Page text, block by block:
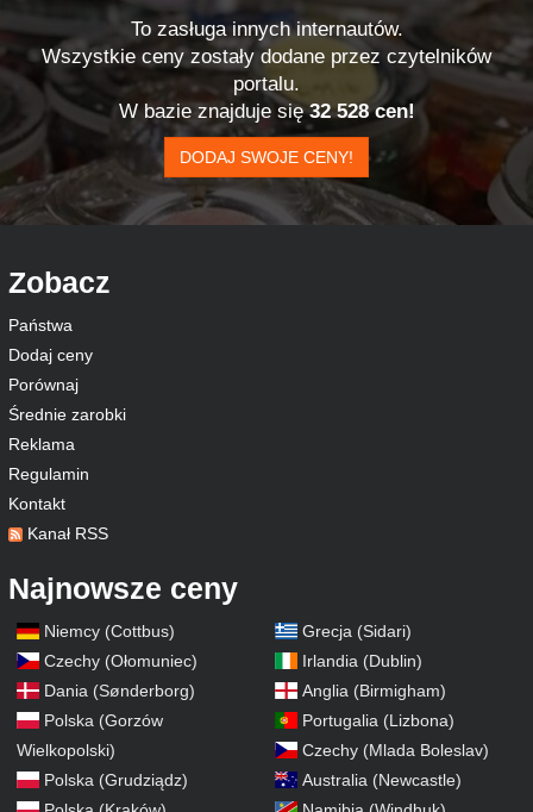
To zasługa innych internautów.
Wszystkie ceny zostały dodane przez czytelników
portalu.
W bazie znajduje się32 528 cen!
DODAJ SWOJE CENY!
Zobacz
Państwa
Dodaj ceny
Porównaj
Średnie zarobki
Reklama
Regulamin
Kontakt
Kanał RSS
Najnowsze ceny
Niemcy (Cottbus)
Czechy (Ołomuniec)
Dania (Sønderborg)
Polska (Gorzów
Wielkopolski)
Polska (Grudziądz)
Grecja (Sidari)
Irlandia (Dublin)
Anglia (Birmigham)
Portugalia (Lizbona)
Czechy (Mlada Boleslav)
Australia (Newcastle)